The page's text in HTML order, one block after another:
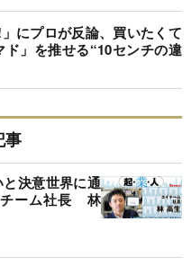
にプロが反論、買いたくて
」を推せる“10センチの違
事
決意世界に通
チーム社長 林